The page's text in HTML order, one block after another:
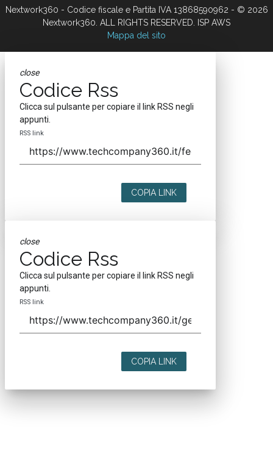
Nextwork360 - Codice fiscale e Partita IVA 13868590962 - © 2026
Nextwork360. ALL RIGHTS RESERVED. ISP AWS
Mappa del sito
close
Codice Rss
Clicca sul pulsante per copiare il link RSS negli
appunti.
RSS link
COPIA LINK
close
Codice Rss
Clicca sul pulsante per copiare il link RSS negli
appunti.
RSS link
COPIA LINK